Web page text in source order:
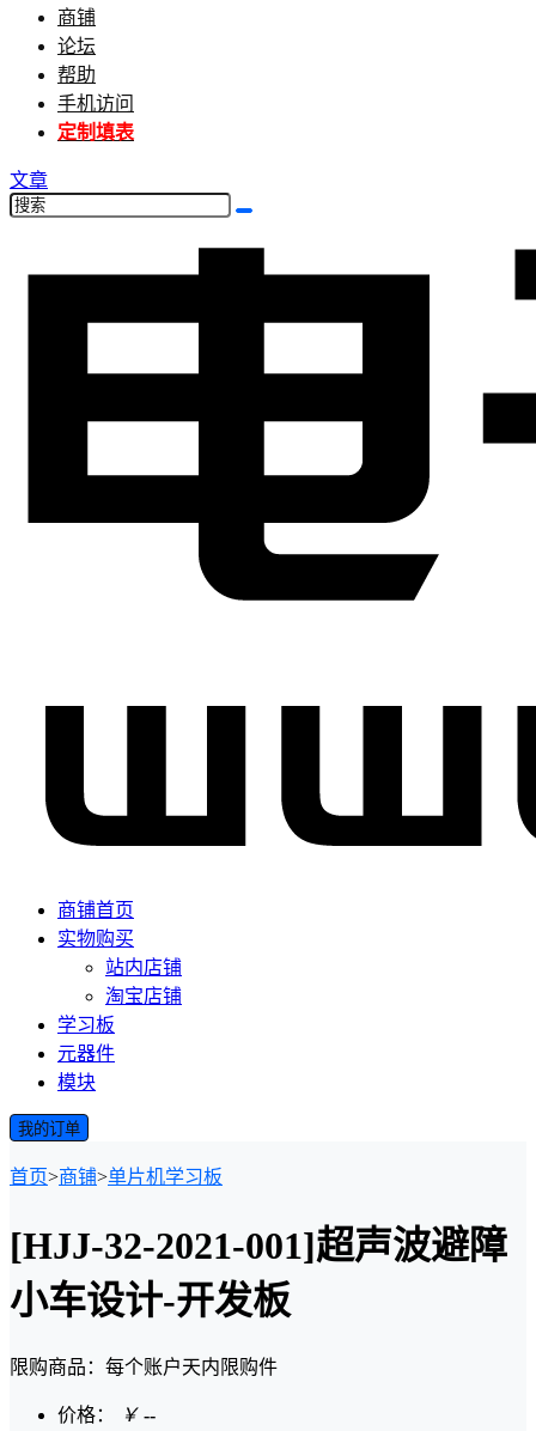
商铺
论坛
帮助
手机访问
定制填表
文章
商铺首页
实物购买
站内店铺
淘宝店铺
学习板
元器件
模块
我的订单
首页>商铺>单片机学习板
[HJJ-32-2021-001]超声波避障
小车设计-开发板
限购商品：每个账户天内 限购件
价格： ￥ --